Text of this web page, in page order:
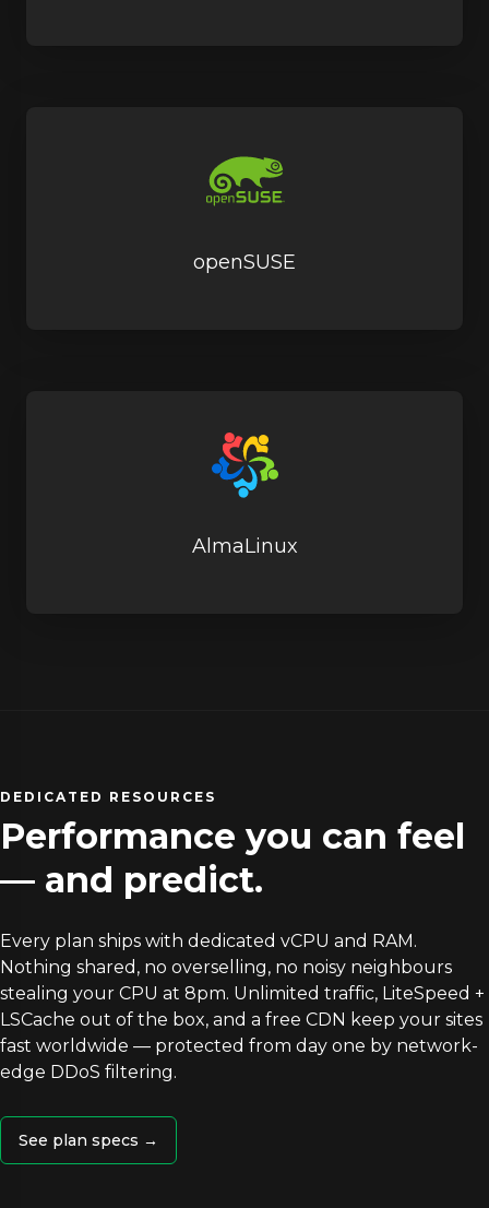
openSUSE
AlmaLinux
DEDICATED RESOURCES
Performance you can feel
— and predict.
Every plan ships with dedicated vCPU and RAM.
Nothing shared, no overselling, no noisy neighbours
stealing your CPU at 8pm. Unlimited traffic, LiteSpeed +
LSCache out of the box, and a free CDN keep your sites
fast worldwide — protected from day one by network-
edge DDoS filtering.
See plan specs →